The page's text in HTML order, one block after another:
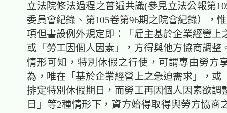
立法院修法過程之普遍共識(參見立法公報第
委員會紀錄、第105卷第96期之院會紀錄），
項但書設例外規定即：「雇主基於企業經營上
或「勞工因個人因素」，方得與他方協商調整
情形可知，特別休假之行使，可謂專由勞方
為，唯在「基於企業經營上之急迫需求」，或
排定特別休假期日，而勞工再因個人因素欲調
日」等2種情形下，資方始得取得與勞方協商